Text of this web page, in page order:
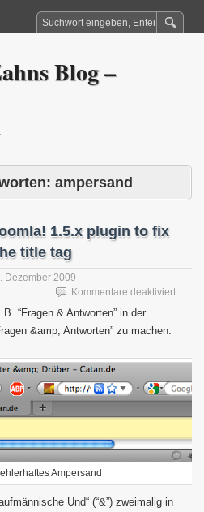
Blog –
ampersand
1.5.x plugin to fix
title tag
Dezember 2009
Kommentare deaktiviertfür
1.5.x
plugin
to
in
“Fragen & Antworten” in der
&amp; Antworten” zu machen.
Ampersand
Und“ (“&”) zweimalig in